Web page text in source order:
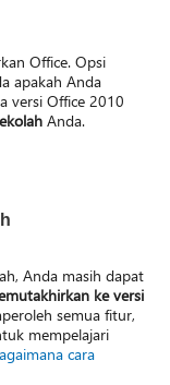
Office. Opsi
apakah Anda
versi Office 2010
Anda.
Anda masih dapat
ke versi
semua fitur,
mempelajari
cara